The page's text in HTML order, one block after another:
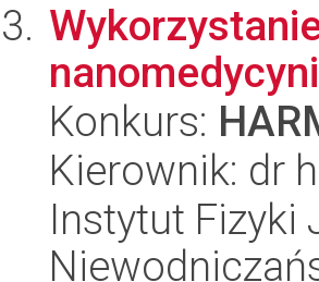
Konkurs:
Kierownik: dr
Instytut Fizyki